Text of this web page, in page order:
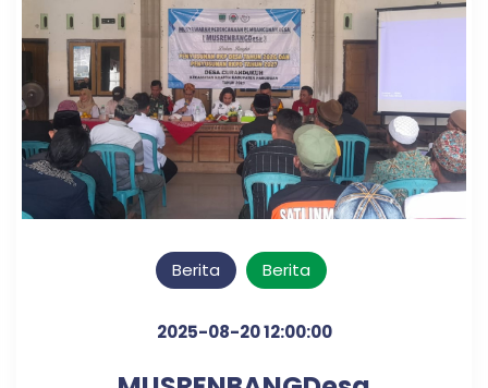
Berita Berita
2025-08-20 12:00:00